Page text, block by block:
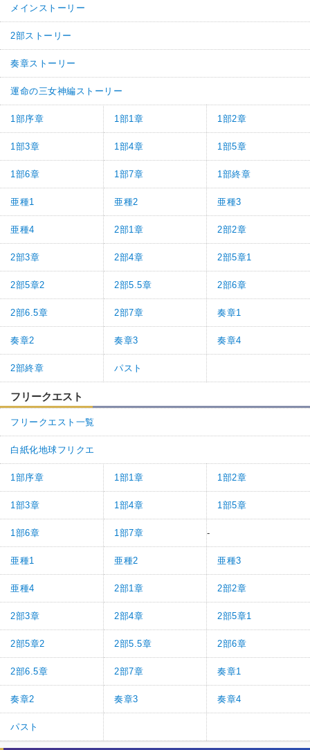
メインストーリー
2部ストーリー
奏章ストーリー
運命の三女神編ストーリー
1部序章 1部1章 1部2章
1部3章 1部4章 1部5章
1部6章 1部7章 1部終章
亜種1 亜種2 亜種3
亜種4 2部1章 2部2章
2部3章 2部4章 2部5章1
2部5章2 2部5.5章 2部6章
2部6.5章 2部7章 奏章1
奏章2 奏章3 奏章4
2部終章 パスト
フリークエスト
フリークエスト一覧
白紙化地球フリクエ
1部序章 1部1章 1部2章
1部3章 1部4章 1部5章
1部6章 1部7章 -
亜種1 亜種2 亜種3
亜種4 2部1章 2部2章
2部3章 2部4章 2部5章1
2部5章2 2部5.5章 2部6章
2部6.5章 2部7章 奏章1
奏章2 奏章3 奏章4
パスト